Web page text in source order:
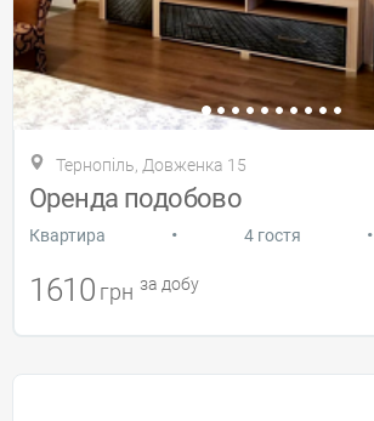
Тернопіль, Довженка 15
Оренда подобово
Квартира • 4 гостя •
1610 грн за добу